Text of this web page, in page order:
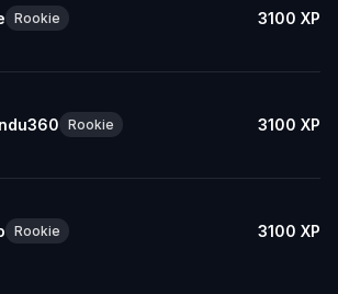
Rookie 3100 XP
Rookie 3100 XP
Rookie 3100 XP